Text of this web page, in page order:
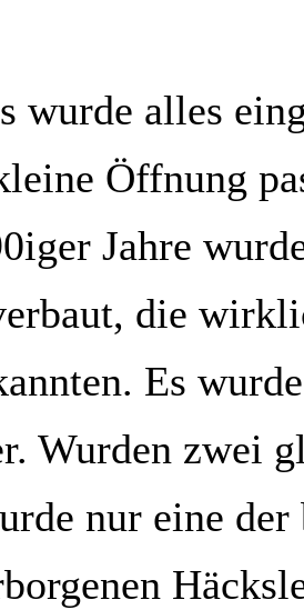
wurde alles
Öffnung
Jahre
die
Es
Wurden zwei
nur eine der